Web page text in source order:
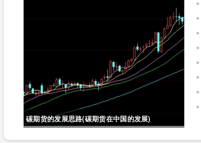
碳期货的发展思路(碳期货在中国的发展)